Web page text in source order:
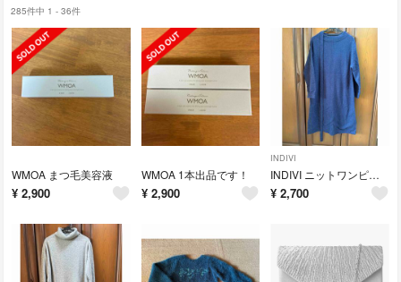
285件中 1 - 36件
WMOA まつ毛美容液
¥ 2,900
WMOA 1本出品です！
¥ 2,900
INDIVI
INDIVI ニットワンピース 15号
¥ 2,700